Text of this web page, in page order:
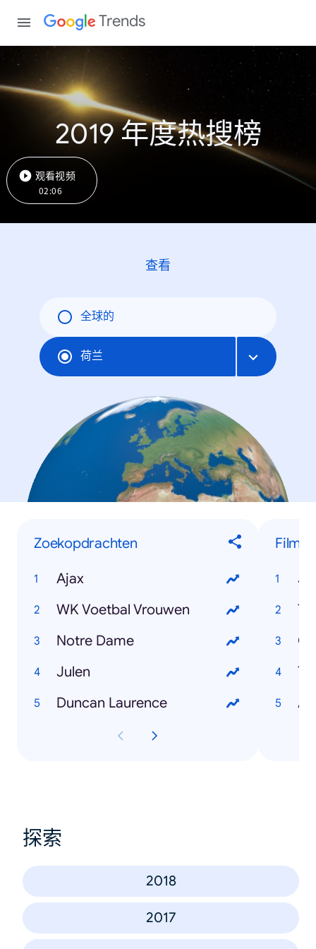
Trends
2019 年度热搜榜
观看视频
02:06
查看
全球的
荷兰
Zoekopdrachten
Ajax
WK Voetbal Vrouwen
Notre Dame
Julen
Duncan Laurence
Films
探索
2018
2017